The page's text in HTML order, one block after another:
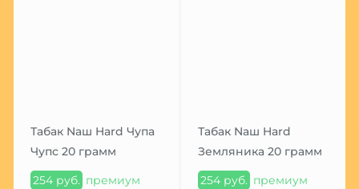
Табак Nаш Hard Чупа
Чупс 20 грамм
254 руб. премиум
Табак Nаш Hard
Земляника 20 грамм
254 руб. премиум